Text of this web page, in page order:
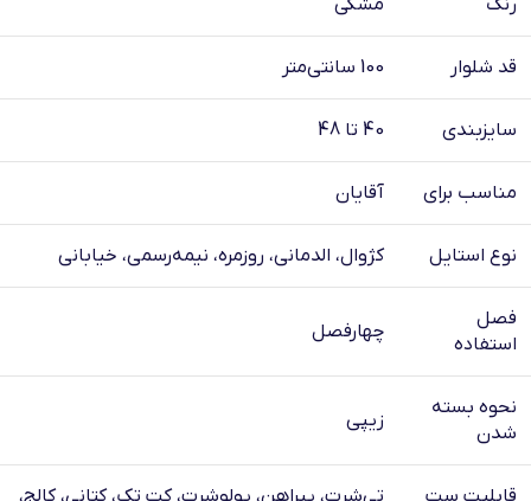
رنگ مشکی
قد شلوار 100 سانتی‌متر
سایزبندی 40 تا 48
مناسب برای آقایان
نوع استایل کژوال، الدمانی، روزمره، نیمه‌رسمی، خیابانی
فصل
استفاده
چهارفصل
نحوه بسته
شدن
زیپی
قابلیت ست
تی‌شرت، پیراهن، پولوشرت، کت تک، کتانی، کالج،